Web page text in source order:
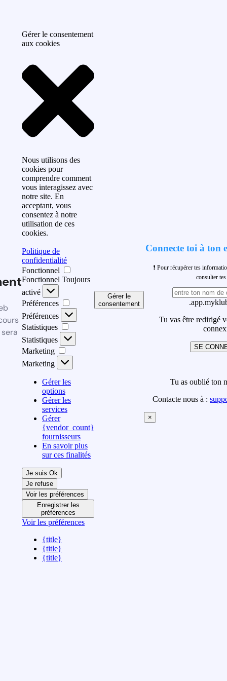
Gérer le consentement
aux cookies
Nous utilisons des
cookies pour
comprendre comment
vous interagissez avec
notre site. En
acceptant, vous
consentez à notre
utilisation de ces
cookies.
Politique de
confidentialité
Fonctionnel
Fonctionnel Toujours
activé
Préférences
Préférences
Statistiques
Statistiques
Marketing
Marketing
Gérer les
options
Gérer les
services
Gérer
{vendor_count}
fournisseurs
En savoir plus
sur ces finalités
Je suis Ok
Je refuse
Voir les préférences
Enregistrer les
préférences
Voir les préférences
{title}
{title}
{title}
Gérer le
consentement
Connecte toi à ton
❗ Pour récupérer tes
consulter
Tu vas être redirigé
SE
Tu as oublié ton
Contacte nous à :
×